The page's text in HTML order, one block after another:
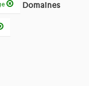
Domaines